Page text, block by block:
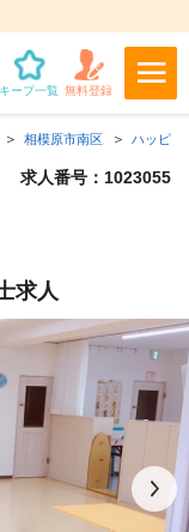
相模原市南区 ハッピー
求人番号：1023055
求人